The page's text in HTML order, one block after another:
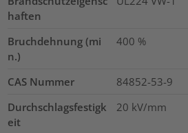
haften
Bruchdehnung (mi
n.)
400 %
CAS Nummer
84852-53-9
Durchschlagsfestigk
eit
20 kV/mm